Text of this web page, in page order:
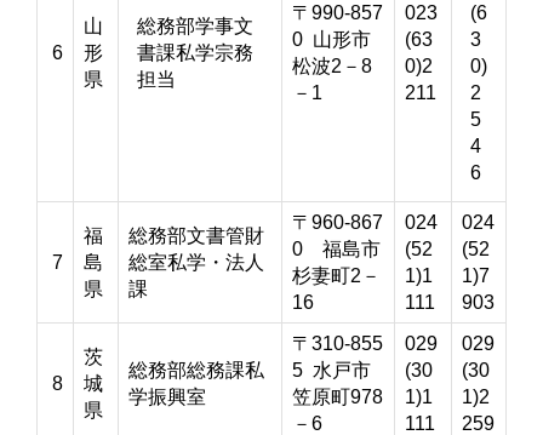
6
山
形
県
総務部学事文
書課私学宗務
担当
〒990-857
0 山形市
松波2－8
－1
023
(63
0)2
211
(6
3
0)
2
5
4
6
7
福
島
県
総務部文書管財
総室私学・法人
課
〒960-867
0 福島市
杉妻町2－
16
024
(52
1)1
111
024
(52
1)7
903
8
茨
城
県
総務部総務課私
学振興室
〒310-855
5 水戸市
笠原町978
－6
029
(30
1)1
111
029
(30
1)2
259